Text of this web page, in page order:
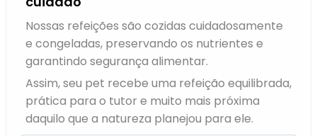
Nossas refeições são cozidas cuidadosamente
e congeladas, preservando os nutrientes e
garantindo segurança alimentar.
Assim, seu pet recebe uma refeição equilibrada,
prática para o tutor e muito mais próxima
daquilo que a natureza planejou para ele.